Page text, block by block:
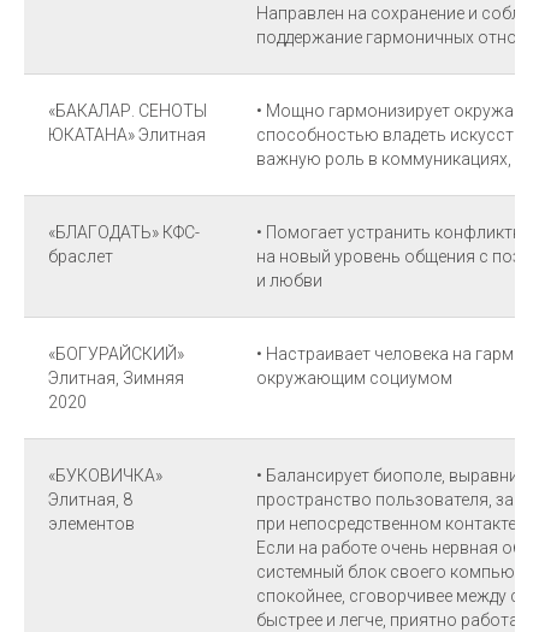
Направлен на сохранение и
поддержание гармоничных
«БАКАЛАР. СЕНОТЫ
ЮКАТАНА» Элитная
• Мощно гармонизирует
способностью владеть
важную роль в коммуникациях,
«БЛАГОДАТЬ» КФС-
браслет
• Помогает устранить
на новый уровень общения с
и любви
«БОГУРАЙСКИЙ»
Элитная, Зимняя
2020
• Настраивает человека на
окружающим социумом
«БУКОВИЧКА»
Элитная, 8
элементов
• Балансирует биополе,
пространство пользователя,
при непосредственном контакте
Если на работе очень нервная
системный блок своего
спокойнее, сговорчивее между
быстрее и легче, приятно